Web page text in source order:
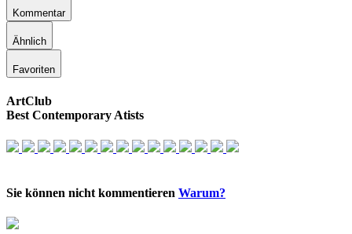
Kommentar
Ähnlich
Favoriten
ArtClub
Best Contemporary Atists
Sie können nicht kommentieren Warum?